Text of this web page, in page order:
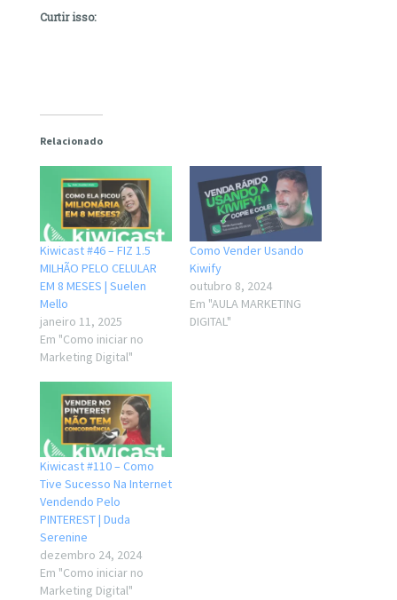
Curtir isso:
Relacionado
Kiwicast #46 – FIZ 1.5
MILHÃO PELO CELULAR
EM 8 MESES | Suelen
Mello
janeiro 11, 2025
Em "Como iniciar no
Marketing Digital"
Como Vender Usando
Kiwify
outubro 8, 2024
Em "AULA MARKETING
DIGITAL"
Kiwicast #110 – Como
Tive Sucesso Na Internet
Vendendo Pelo
PINTEREST | Duda
Serenine
dezembro 24, 2024
Em "Como iniciar no
Marketing Digital"